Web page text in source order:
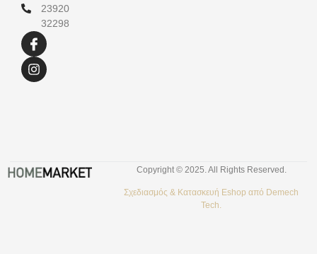
23920
32298
Copyright © 2025. All Rights Reserved.
Σχεδιασμός & Κατασκευή Eshop από Demech
Tech.